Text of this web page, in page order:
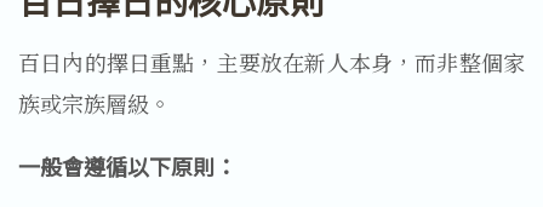
百日內的擇日重點，主要放在新人本身，而非整個家
族或宗族層級。
一般會遵循以下原則：